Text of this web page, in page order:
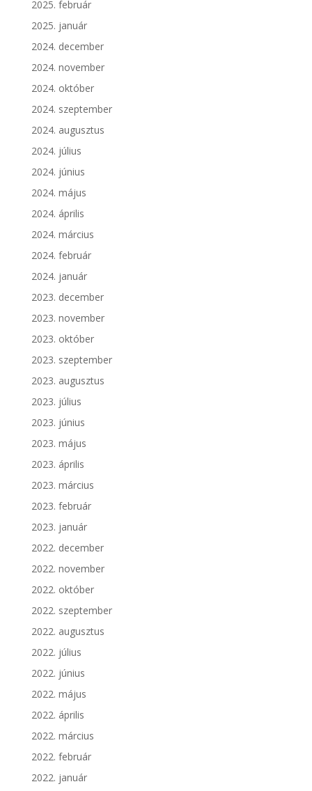
2025. február
2025. január
2024. december
2024. november
2024. október
2024. szeptember
2024. augusztus
2024. július
2024. június
2024. május
2024. április
2024. március
2024. február
2024. január
2023. december
2023. november
2023. október
2023. szeptember
2023. augusztus
2023. július
2023. június
2023. május
2023. április
2023. március
2023. február
2023. január
2022. december
2022. november
2022. október
2022. szeptember
2022. augusztus
2022. július
2022. június
2022. május
2022. április
2022. március
2022. február
2022. január